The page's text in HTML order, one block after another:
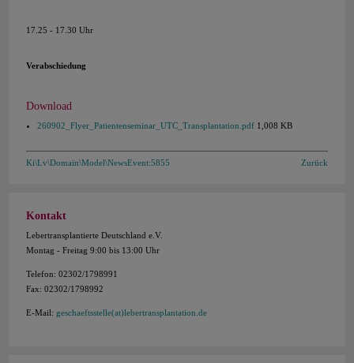
17.25 - 17.30 Uhr
Verabschiedung
Download
260902_Flyer_Patientenseminar_UTC_Transplantation.pdf1,008 KB
Ki\Lv\Domain\Model\NewsEvent:5855 Zurück
Kontakt
Lebertransplantierte Deutschland e.V.
Montag - Freitag 9:00 bis 13:00 Uhr
Telefon: 02302/1798991
Fax: 02302/1798992
E-Mail: geschaeftsstelle(at)lebertransplantation.de